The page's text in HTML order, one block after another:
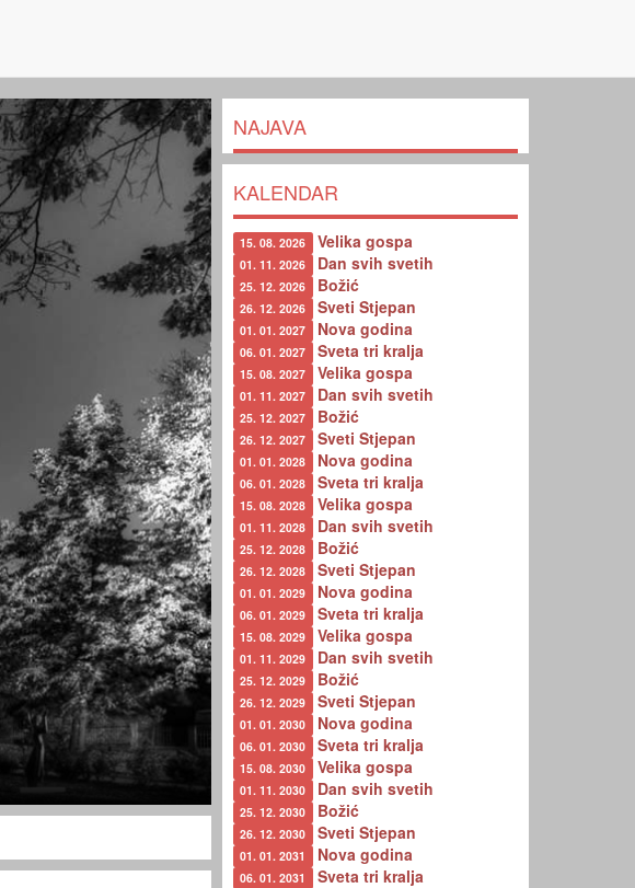
NAJAVA
KALENDAR
15. 08. 2026 Velika gospa
01. 11. 2026 Dan svih svetih
25. 12. 2026 Božić
26. 12. 2026 Sveti Stjepan
01. 01. 2027 Nova godina
06. 01. 2027 Sveta tri kralja
15. 08. 2027 Velika gospa
01. 11. 2027 Dan svih svetih
25. 12. 2027 Božić
26. 12. 2027 Sveti Stjepan
01. 01. 2028 Nova godina
06. 01. 2028 Sveta tri kralja
15. 08. 2028 Velika gospa
01. 11. 2028 Dan svih svetih
25. 12. 2028 Božić
26. 12. 2028 Sveti Stjepan
01. 01. 2029 Nova godina
06. 01. 2029 Sveta tri kralja
15. 08. 2029 Velika gospa
01. 11. 2029 Dan svih svetih
25. 12. 2029 Božić
26. 12. 2029 Sveti Stjepan
01. 01. 2030 Nova godina
06. 01. 2030 Sveta tri kralja
15. 08. 2030 Velika gospa
01. 11. 2030 Dan svih svetih
25. 12. 2030 Božić
26. 12. 2030 Sveti Stjepan
01. 01. 2031 Nova godina
06. 01. 2031 Sveta tri kralja